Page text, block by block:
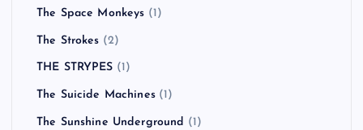
The Space Monkeys (1)
The Strokes (2)
THE STRYPES (1)
The Suicide Machines(1)
The Sunshine Underground (1)